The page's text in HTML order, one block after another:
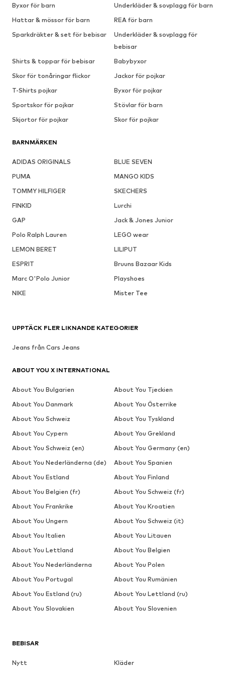
Byxor för barn
Underkläder & sovplagg för barn
Hattar & mössor för barn
REA för barn
Sparkdräkter & set för bebisar
Underkläder & sovplagg för
bebisar
Shirts & toppar för bebisar
Babybyxor
Skor för tonåringar flickor
Jackor för pojkar
T-Shirts pojkar
Byxor för pojkar
Sportskor för pojkar
Stövlar för barn
Skjortor för pojkar
Skor för pojkar
BARNMÄRKEN
ADIDAS ORIGINALS
BLUE SEVEN
PUMA
MANGO KIDS
TOMMY HILFIGER
SKECHERS
FINKID
Lurchi
GAP
Jack & Jones Junior
Polo Ralph Lauren
LEGO wear
LEMON BERET
LILIPUT
ESPRIT
Bruuns Bazaar Kids
Marc O'Polo Junior
Playshoes
NIKE
Mister Tee
BEBISAR
Nytt
Kläder
UPPTÄCK FLER LIKNANDE KATEGORIER
Jeans från Cars Jeans
ABOUT YOU X INTERNATIONAL
About You Bulgarien
About You Tjeckien
About You Danmark
About You Österrike
About You Schweiz
About You Tyskland
About You Cypern
About You Grekland
About You Schweiz (en)
About You Germany (en)
About You Nederländerna (de)
About You Spanien
About You Estland
About You Finland
About You Belgien (fr)
About You Schweiz (fr)
About You Frankrike
About You Kroatien
About You Ungern
About You Schweiz (it)
About You Italien
About You Litauen
About You Lettland
About You Belgien
About You Nederländerna
About You Polen
About You Portugal
About You Rumänien
About You Estland (ru)
About You Lettland (ru)
About You Slovakien
About You Slovenien